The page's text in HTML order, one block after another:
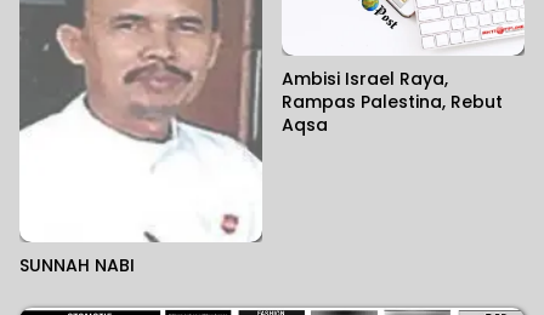
SUNNAH NABI
Ambisi Israel Raya,
Rampas Palestina, Rebut
Aqsa